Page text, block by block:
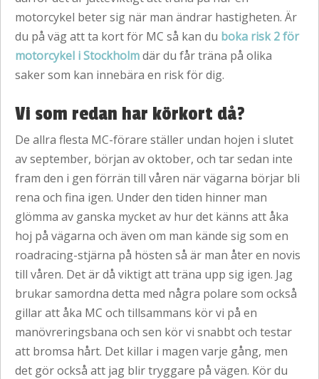
motorcykel beter sig när man ändrar hastigheten. Är
du på väg att ta kort för MC så kan du boka risk 2 för
motorcykel i Stockholmdär du får träna på olika
saker som kan innebära en risk för dig.
Vi som redan har körkort då?
De allra flesta MC-förare ställer undan hojen i slutet
av september, början av oktober, och tar sedan inte
fram den i gen förrän till våren när vägarna börjar bli
rena och fina igen. Under den tiden hinner man
glömma av ganska mycket av hur det känns att åka
hoj på vägarna och även om man kände sig som en
roadracing-stjärna på hösten så är man åter en novis
till våren. Det är då viktigt att träna upp sig igen. Jag
brukar samordna detta med några polare som också
gillar att åka MC och tillsammans kör vi på en
manövreringsbana och sen kör vi snabbt och testar
att bromsa hårt. Det killar i magen varje gång, men
det gör också att jag blir tryggare på vägen. Kör du